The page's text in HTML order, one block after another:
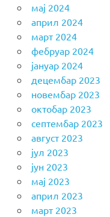
мај 2024
април 2024
март 2024
фебруар 2024
јануар 2024
децембар 2023
новембар 2023
октобар 2023
септембар 2023
август 2023
јул 2023
јун 2023
мај 2023
април 2023
март 2023